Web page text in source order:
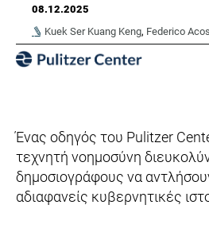
08.12.2025
Kuek Ser Kuang Keng, Federico
Ένας οδηγός του Pulitzer
τεχνητή νοημοσύνη
δημοσιογράφους να
αδιαφανείς κυβερνητικές